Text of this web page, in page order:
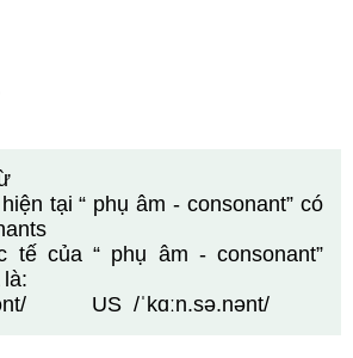
tại “ phụ âm - consonant” có
tế của “ phụ âm - consonant”
US /ˈkɑːn.sə.nənt/